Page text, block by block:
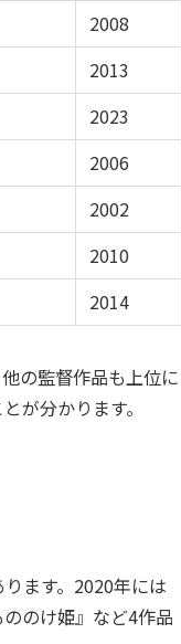
2008
2013
2023
2006
2002
2010
2014
の監督作品も上位に
が分かります。
ます。2020年には
のけ姫』など4作品